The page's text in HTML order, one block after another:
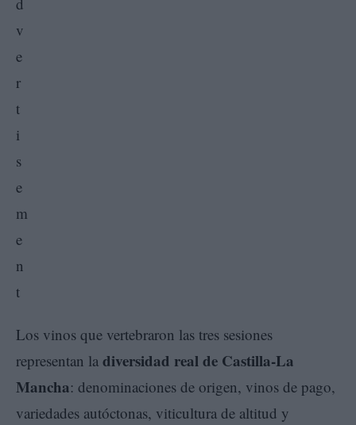
Los vinos que vertebraron las tres sesiones
representan la diversidad real de Castilla-La
Mancha: denominaciones de origen, vinos de pago,
variedades autóctonas, viticultura de altitud y